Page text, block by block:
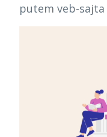
putem veb-sajta